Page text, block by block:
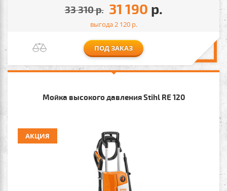
33 310р. 31 190 р.
выгода 2 120р.
ПОД ЗАКАЗ
Мойка высокого давления Stihl RE 120
АКЦИЯ